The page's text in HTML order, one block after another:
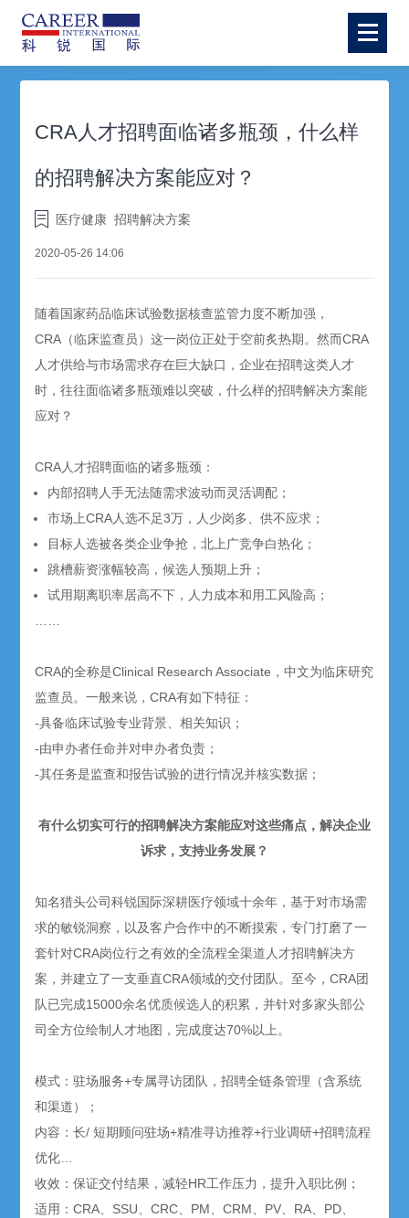
CRA人才招聘面临诸多瓶颈，什么样
的招聘解决方案能应对？
医疗健康 招聘解决方案
2020-05-26 14:06
随着国家药品临床试验数据核查监管力度不断加强，
CRA（临床监查员）这一岗位正处于空前炙热期。然而CRA
人才供给与市场需求存在巨大缺口，企业在招聘这类人才
时，往往面临诸多瓶颈难以突破，什么样的招聘解决方案能
应对？
CRA人才招聘面临的诸多瓶颈：
内部招聘人手无法随需求波动而灵活调配；
市场上CRA人选不足3万，人少岗多、供不应求；
目标人选被各类企业争抢，北上广竞争白热化；
跳槽薪资涨幅较高，候选人预期上升；
试用期离职率居高不下，人力成本和用工风险高；
……
CRA的全称是Clinical Research Associate，中文为临床研究
监查员。一般来说，CRA有如下特征：
-具备临床试验专业背景、相关知识；
-由申办者任命并对申办者负责；
-其任务是监查和报告试验的进行情况并核实数据；
有什么切实可行的招聘解决方案能应对这些痛点，解决企业
诉求，支持业务发展？
知名猎头公司科锐国际深耕医疗领域十余年，基于对市场需
求的敏锐洞察，以及客户合作中的不断摸索，专门打磨了一
套针对CRA岗位行之有效的全流程全渠道人才招聘解决方
案，并建立了一支垂直CRA领域的交付团队。至今，CRA团
队已完成15000余名优质候选人的积累，并针对多家头部公
司全方位绘制人才地图，完成度达70%以上。
模式：驻场服务+专属寻访团队，招聘全链条管理（含系统
和渠道）；
内容：长/ 短期顾问驻场+精准寻访推荐+行业调研+招聘流程
优化…
收效：保证交付结果，减轻HR工作压力，提升入职比例；
适用：CRA、SSU、CRC、PM、CRM、PV、RA、PD、